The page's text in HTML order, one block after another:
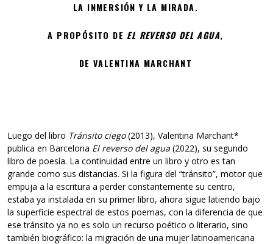
LA INMERSIÓN Y LA MIRADA.
A PROPÓSITO DE EL REVERSO DEL AGUA,
DE VALENTINA MARCHANT
Luego del libro Tránsito ciego(2013), Valentina Marchant*
publica en Barcelona El reverso del agua (2022), su segundo
libro de poesía. La continuidad entre un libro y otro es tan
grande como sus distancias. Si la figura del “tránsito”, motor que
empuja a la escritura a perder constantemente su centro,
estaba ya instalada en su primer libro, ahora sigue latiendo bajo
la superficie espectral de estos poemas, con la diferencia de que
ese tránsito ya no es solo un recurso poético o literario, sino
también biográfico: la migración de una mujer latinoamericana